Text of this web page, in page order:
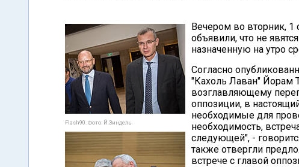
Flash90. Фото: Й.Зиндель
Вечером во вторник, 1
объявили, что не
назначенную на утро
Согласно
"Кахоль Лаван" Йорам
возглавляющему
оппозиции, в
необходимые для
необходимость,
следующей", -
также отвергли
встрече с главой